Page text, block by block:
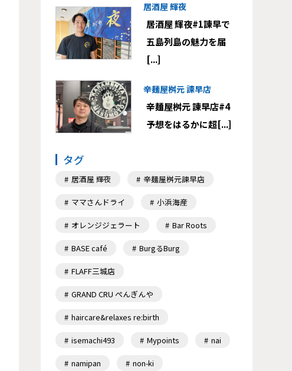
居酒屋 輝夜
居酒屋 輝夜#1諫早で
五島列島の魅力を届
[...]
辛麺屋桝元 諫早店
辛麺屋桝元 諫早店#4
予想をはるかに超[...]
タグ
居酒屋 輝夜 辛麺屋桝元諫早店
ママさんドライ 小浜海産
オレンジジェラート Bar Roots
BASE café BurgるBurg
FLAFF三城店
GRAND CRU ぺんぎんや
haircare&relaxes re:birth
isemachi493 Mypoints nai
namipan non-ki